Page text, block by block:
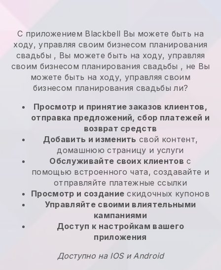
С приложением Blackbell Вы можете быть на
ходу, управляя своим бизнесом планирования
свадьбы , Вы можете быть на ходу, управляя
своим бизнесом планирования свадьбы , не Вы
можете быть на ходу, управляя своим
бизнесом планирования свадьбы ли?
Просмотр и принятие заказов клиентов,
отправка предложений, сбор платежей и
возврат средств
Добавить и изменить свой контент,
домашнюю страницу и услуги
Обслуживайте своих клиентов с
помощью встроенного чата, создавайте и
отправляйте платежные ссылки
Просмотр и создание скидочных купонов
Управляйте своими влиятельными
кампаниями
Доступ к настройкам вашего
приложения
Доступно на IOS и Android